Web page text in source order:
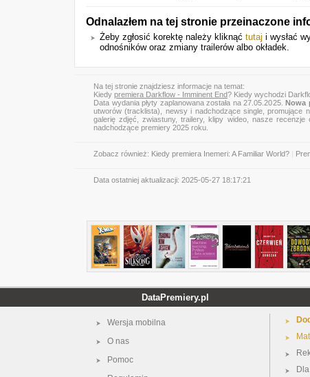
Odnalazłem na tej stronie przeinaczone
Żeby zgłosić korektę należy kliknąć tutaj i wysłać
odnośników oraz zmiany trailerów albo okładek.
Na tej stronie znajdziesz informacje na temat:
Kiedy premiera Darkflow - Imminent End? Kiedy wychodzi
Data wydania płyty zaplanowana została na 27.05.2025.Nowa
utworów (tracklista), newsy i nadchodzące single, promujące
galerię zdjęć, zwiastuny, trailery, klipy wideo, nasze
nadchodzące premiery 2025 roku.
Zobacz również: Kiedy premiera Inemeri: A Familiar World?
Data ostatniej aktualizacji: 2025-05-27 18:17:21
DataPremiery.pl
Wersja mobilna
O nas
Pomoc